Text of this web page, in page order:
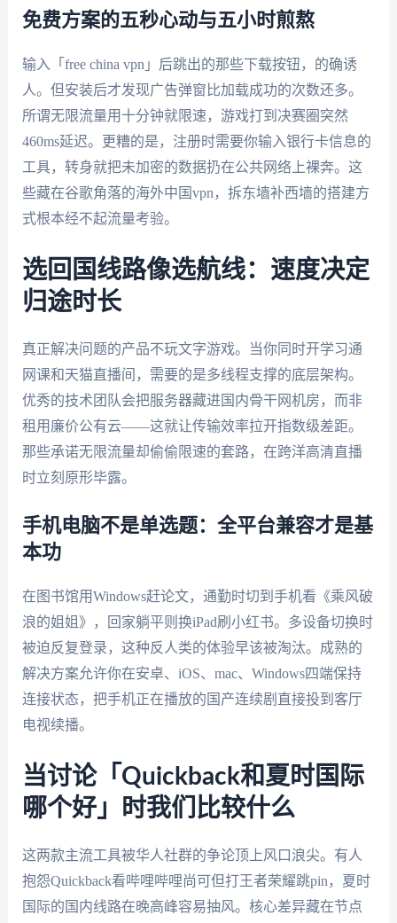
免费方案的五秒心动与五小时煎熬
输入「free china vpn」后跳出的那些下载按钮，的确诱
人。但安装后才发现广告弹窗比加载成功的次数还多。
所谓无限流量用十分钟就限速，游戏打到决赛圈突然
460ms延迟。更糟的是，注册时需要你输入银行卡信息的
工具，转身就把未加密的数据扔在公共网络上裸奔。这
些藏在谷歌角落的海外中国vpn，拆东墙补西墙的搭建方
式根本经不起流量考验。
选回国线路像选航线：速度决定
归途时长
真正解决问题的产品不玩文字游戏。当你同时开学习通
网课和天猫直播间，需要的是多线程支撑的底层架构。
优秀的技术团队会把服务器藏进国内骨干网机房，而非
租用廉价公有云——这就让传输效率拉开指数级差距。
那些承诺无限流量却偷偷限速的套路，在跨洋高清直播
时立刻原形毕露。
手机电脑不是单选题：全平台兼容才是基
本功
在图书馆用Windows赶论文，通勤时切到手机看《乘风破
浪的姐姐》，回家躺平则换iPad刷小红书。多设备切换时
被迫反复登录，这种反人类的体验早该被淘汰。成熟的
解决方案允许你在安卓、iOS、mac、Windows四端保持
连接状态，把手机正在播放的国产连续剧直接投到客厅
电视续播。
当讨论「Quickback和夏时国际
哪个好」时我们比较什么
这两款主流工具被华人社群的争论顶上风口浪尖。有人
抱怨Quickback看哔哩哔哩尚可但打王者荣耀跳pin，夏时
国际的国内线路在晚高峰容易抽风。核心差异藏在节点